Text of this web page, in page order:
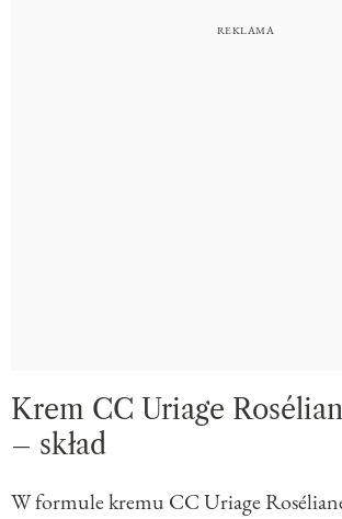
Krem CC Uriage
– skład
W formule kremu CC Uriage